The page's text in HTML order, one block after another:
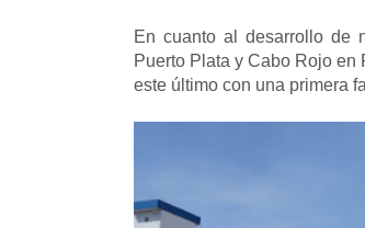
En cuanto al desarrollo de
Puerto Plata y Cabo Rojo en
este último con una primera